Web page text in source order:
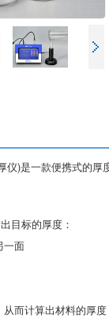
)是一款便携式的
目标的厚度：
一面
而计算出材料的厚度